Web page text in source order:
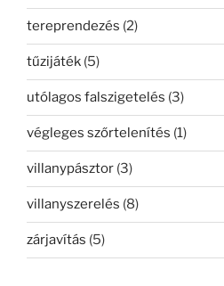
tereprendezés (2)
tűzijáték (5)
utólagos falszigetelés (3)
végleges szőrtelenítés (1)
villanypásztor (3)
villanyszerelés (8)
zárjavítás (5)